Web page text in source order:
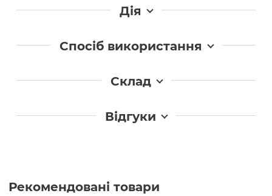
Дія
Спосіб використання
Склад
Відгуки
Рекомендовані товари